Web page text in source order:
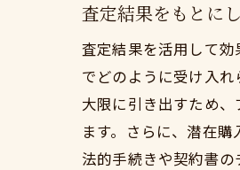
査定結果をもとに
査定結果を活用して
でどのように受け入
大限に引き出すため
ます。さらに、潜在
法的手続きや契約書